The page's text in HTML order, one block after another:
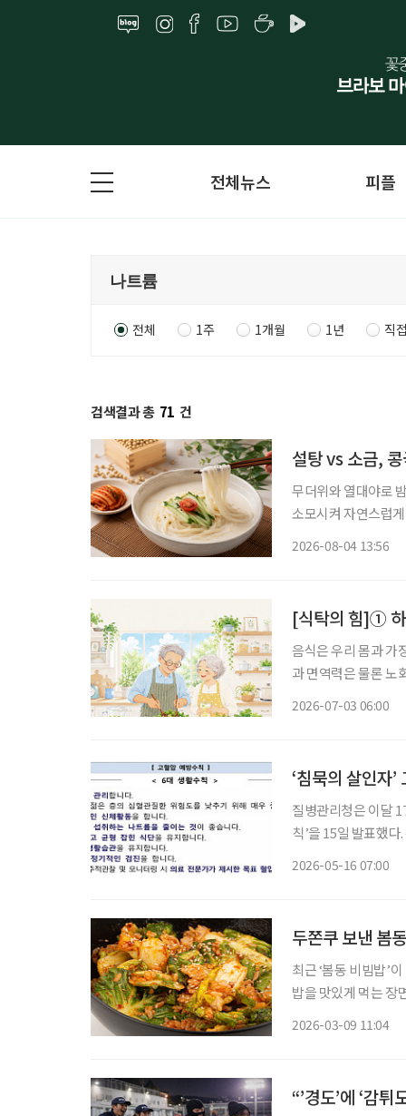
전체뉴스 피플
전체 1주 1개월 1년 직
검색결과 총 71 건
설탕 vs 소금,
무더위와 열대야로
소모시켜 자연스럽게 보양식을 찾게 만든
2026-08-04 13:56
[식탁의 힘]① 하
음식은 우리 몸과 가
과 면역력은 물론 노
2026-07-03 06:00
‘침묵의 살인자
질병관리청은 이달
칙’을 15일 발표했
2026-05-16 07:00
두쫀쿠 보낸 봄
최근 ‘봄동 비빔밥’
밥을 맛있게 먹는 장
2026-03-09 11:04
“’경도’에 ‘감